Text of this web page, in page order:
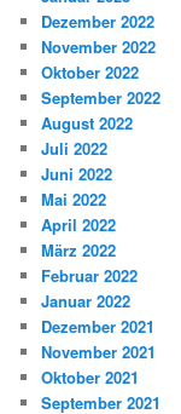
Dezember 2022
November 2022
Oktober 2022
September 2022
August 2022
Juli 2022
Juni 2022
Mai 2022
April 2022
März 2022
Februar 2022
Januar 2022
Dezember 2021
November 2021
Oktober 2021
September 2021